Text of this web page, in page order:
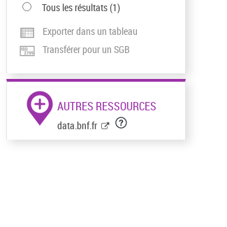
Tous les résultats(1)
Exporter dans un tableau
Transférer pour un SGB
AUTRES RESSOURCES
data.bnf.fr